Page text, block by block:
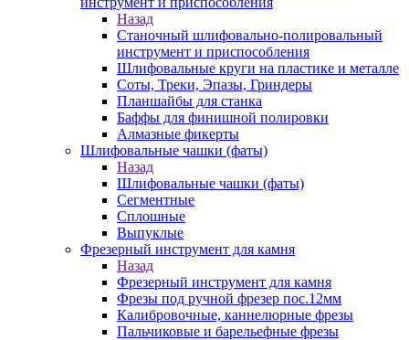
Назад
Станочный шлифовально-полировальный
инструмент и приспособления
Шлифовальные круги на пластике и металле
Соты, Треки, Эпазы, Гриндеры
Планшайбы для станка
Баффы для финишной полировки
Алмазные фикерты
Шлифовальные чашки (фаты)
Назад
Шлифовальные чашки (фаты)
Сегментные
Сплошные
Выпуклые
Фрезерный инструмент для камня
Назад
Фрезерный инструмент для камня
Фрезы под ручной фрезер пос.12мм
Калибровочные, каннелюрные фрезы
Пальчиковые и барельефные фрезы